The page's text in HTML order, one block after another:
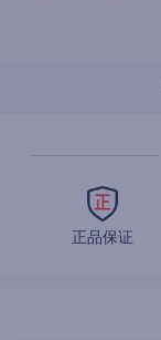
正品保证